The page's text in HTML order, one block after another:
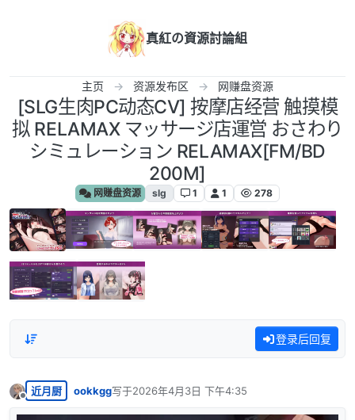
真紅の資源討論組
主页 资源发布区 网赚盘资源
[SLG生肉PC动态CV] 按摩店经营 触摸模
拟 RELAMAX マッサージ店運営 おさわり
シミュレーション RELAMAX[FM/BD
200M]
网赚盘资源 slg 1 1 278
登录后回复
离线
近月厨 ookkgg写于2026年4月3日 下午4:35
最后由 编辑